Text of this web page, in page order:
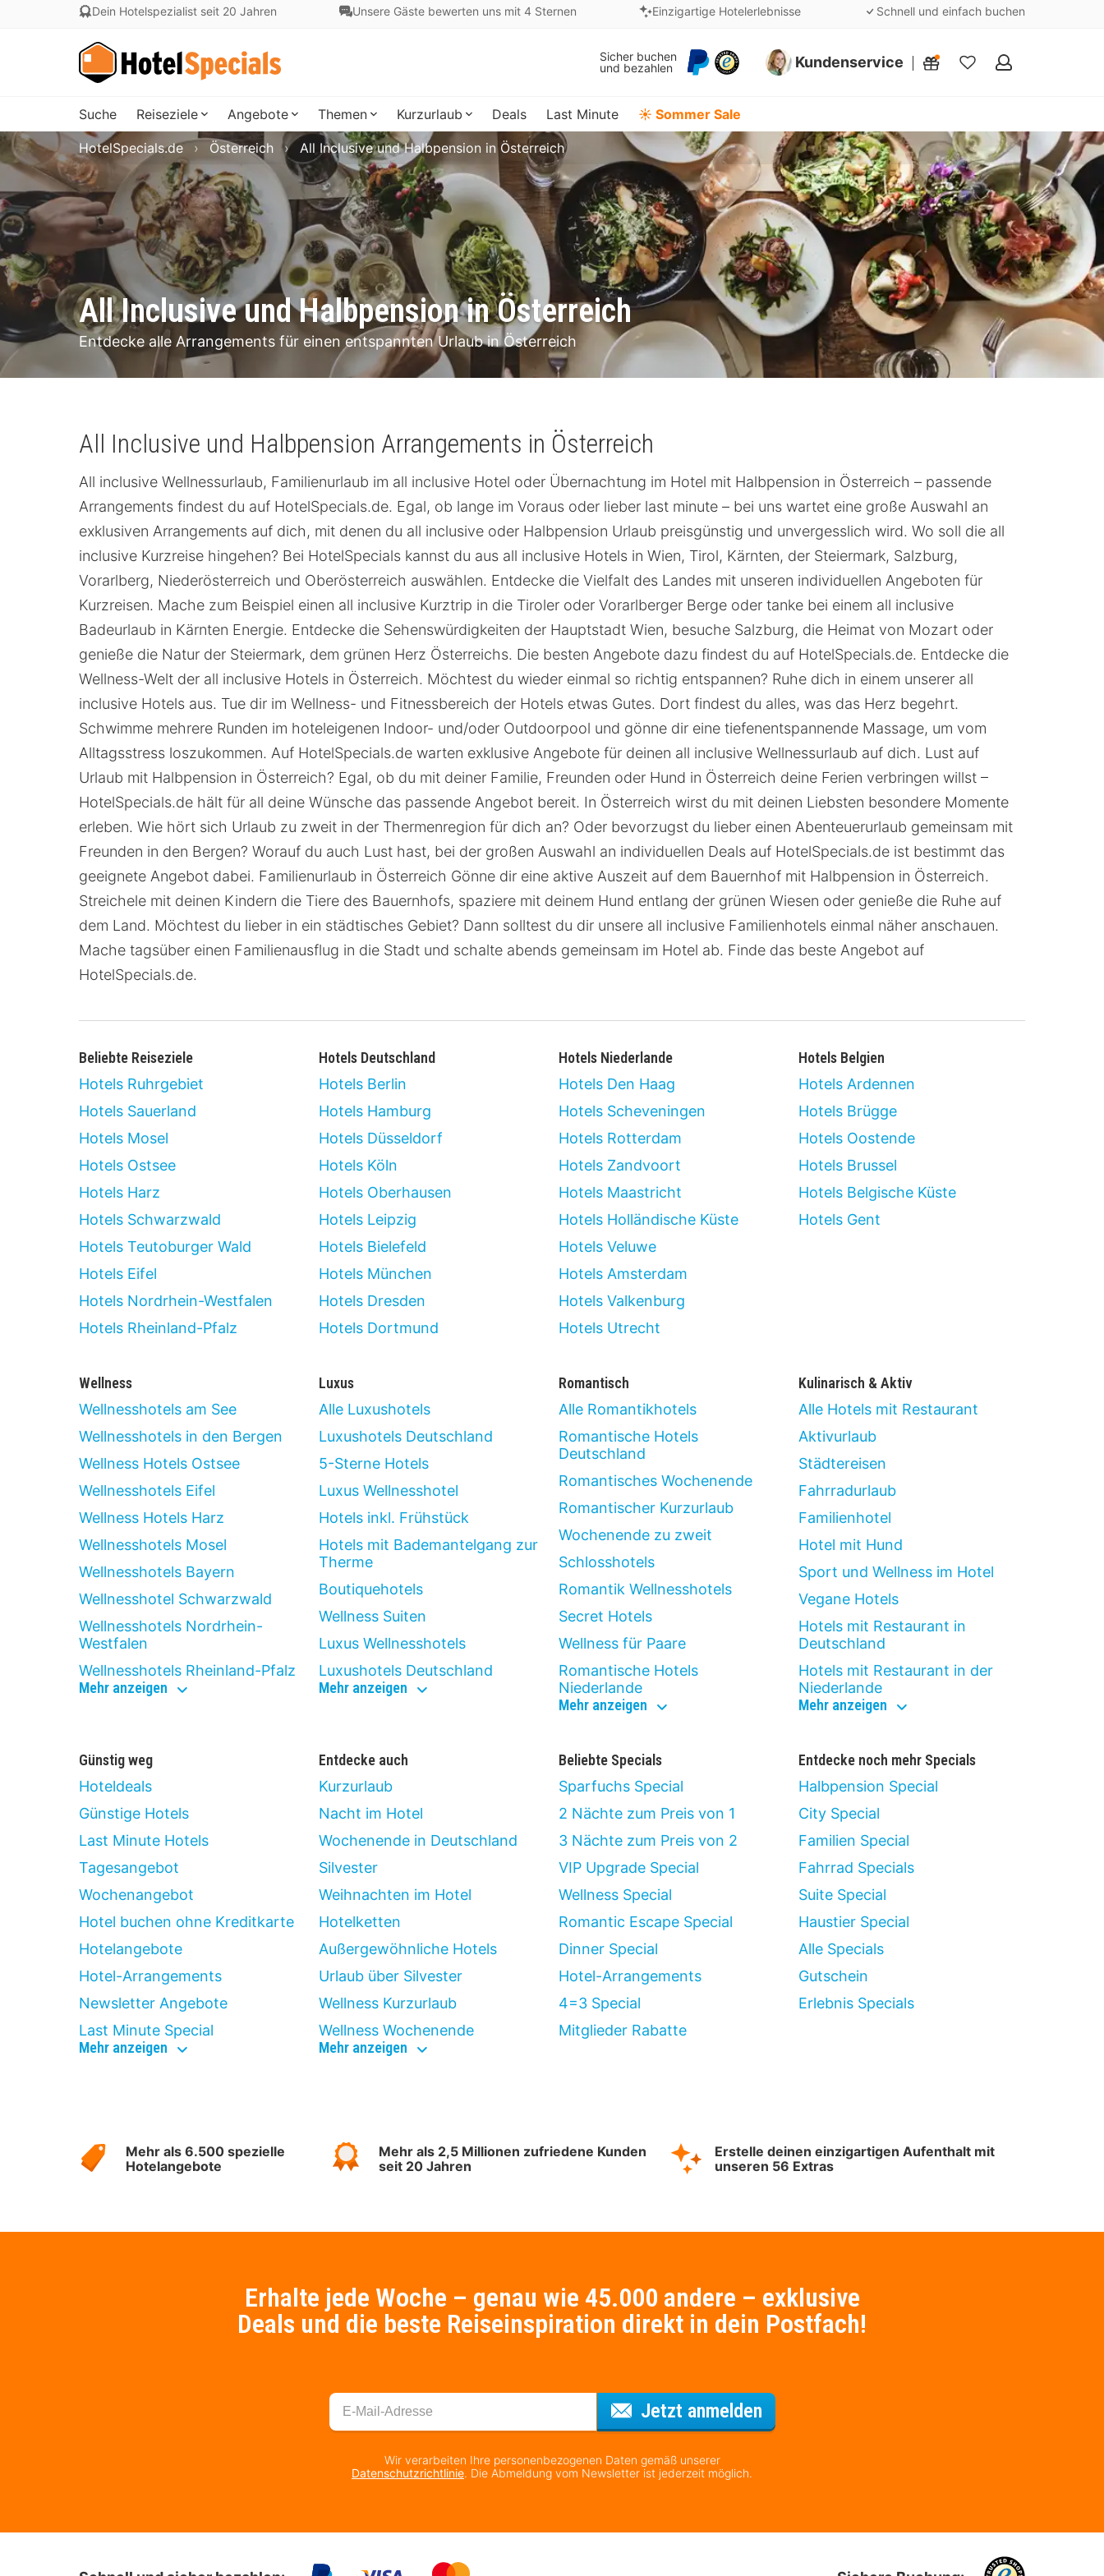
Dein Hotelspezialist seit 20 Jahren Unsere Gäste bewerten uns mit 4 Sternen Einzigartige Hotelerlebnisse Schnell und einfach buchen
Sicher buchen
und bezahlen
Kundenservice
Meine
Suche Reiseziele Angebote Themen Kurzurlaub Deals Last Minute ☀️ Sommer Sale
All Inclusive und Halbpension in Österreich
Entdecke alle Arrangements für einen entspannten Urlaub in Österreich
HotelSpecials.de Österreich All Inclusive und Halbpension in Österreich
All Inclusive und Halbpension Arrangements in Österreich
All inclusive Wellnessurlaub, Familienurlaub im all inclusive Hotel oder Übernachtung im Hotel mit Halbpension in Österreich – passende
Arrangements findest du auf HotelSpecials.de. Egal, ob lange im Voraus oder lieber last minute – bei uns wartet eine große Auswahl an
exklusiven Arrangements auf dich, mit denen du all inclusive oder Halbpension Urlaub preisgünstig und unvergesslich wird. Wo soll die all
inclusive Kurzreise hingehen? Bei HotelSpecials kannst du aus all inclusive Hotels in Wien, Tirol, Kärnten, der Steiermark, Salzburg,
Vorarlberg, Niederösterreich und Oberösterreich auswählen. Entdecke die Vielfalt des Landes mit unseren individuellen Angeboten für
Kurzreisen. Mache zum Beispiel einen all inclusive Kurztrip in die Tiroler oder Vorarlberger Berge oder tanke bei einem all inclusive
Badeurlaub in Kärnten Energie. Entdecke die Sehenswürdigkeiten der Hauptstadt Wien, besuche Salzburg, die Heimat von Mozart oder
genieße die Natur der Steiermark, dem grünen Herz Österreichs. Die besten Angebote dazu findest du auf HotelSpecials.de. Entdecke die
Wellness-Welt der all inclusive Hotels in Österreich. Möchtest du wieder einmal so richtig entspannen? Ruhe dich in einem unserer all
inclusive Hotels aus. Tue dir im Wellness- und Fitnessbereich der Hotels etwas Gutes. Dort findest du alles, was das Herz begehrt.
Schwimme mehrere Runden im hoteleigenen Indoor- und/oder Outdoorpool und gönne dir eine tiefenentspannende Massage, um vom
Alltagsstress loszukommen. Auf HotelSpecials.de warten exklusive Angebote für deinen all inclusive Wellnessurlaub auf dich. Lust auf
Urlaub mit Halbpension in Österreich? Egal, ob du mit deiner Familie, Freunden oder Hund in Österreich deine Ferien verbringen willst –
HotelSpecials.de hält für all deine Wünsche das passende Angebot bereit. In Österreich wirst du mit deinen Liebsten besondere Momente
erleben. Wie hört sich Urlaub zu zweit in der Thermenregion für dich an? Oder bevorzugst du lieber einen Abenteuerurlaub gemeinsam mit
Freunden in den Bergen? Worauf du auch Lust hast, bei der großen Auswahl an individuellen Deals auf HotelSpecials.de ist bestimmt das
geeignete Angebot dabei. Familienurlaub in Österreich Gönne dir eine aktive Auszeit auf dem Bauernhof mit Halbpension in Österreich.
Streichele mit deinen Kindern die Tiere des Bauernhofs, spaziere mit deinem Hund entlang der grünen Wiesen oder genieße die Ruhe auf
dem Land. Möchtest du lieber in ein städtisches Gebiet? Dann solltest du dir unsere all inclusive Familienhotels einmal näher anschauen.
Mache tagsüber einen Familienausflug in die Stadt und schalte abends gemeinsam im Hotel ab. Finde das beste Angebot auf
HotelSpecials.de.
Beliebte Reiseziele
Hotels Ruhrgebiet
Hotels Sauerland
Hotels Mosel
Hotels Ostsee
Hotels Harz
Hotels Schwarzwald
Hotels Teutoburger Wald
Hotels Eifel
Hotels Nordrhein-Westfalen
Hotels Rheinland-Pfalz
Hotels Deutschland
Hotels Berlin
Hotels Hamburg
Hotels Düsseldorf
Hotels Köln
Hotels Oberhausen
Hotels Leipzig
Hotels Bielefeld
Hotels München
Hotels Dresden
Hotels Dortmund
Hotels Niederlande
Hotels Den Haag
Hotels Scheveningen
Hotels Rotterdam
Hotels Zandvoort
Hotels Maastricht
Hotels Holländische Küste
Hotels Veluwe
Hotels Amsterdam
Hotels Valkenburg
Hotels Utrecht
Hotels Belgien
Hotels Ardennen
Hotels Brügge
Hotels Oostende
Hotels Brussel
Hotels Belgische Küste
Hotels Gent
Wellness
Wellnesshotels am See
Wellnesshotels in den Bergen
Wellness Hotels Ostsee
Wellnesshotels Eifel
Wellness Hotels Harz
Wellnesshotels Mosel
Wellnesshotels Bayern
Wellnesshotel Schwarzwald
Wellnesshotels Nordrhein-
Westfalen
Wellnesshotels Rheinland-Pfalz
Mehr anzeigen wellness
Luxus
Alle Luxushotels
Luxushotels Deutschland
5-Sterne Hotels
Luxus Wellnesshotel
Hotels inkl. Frühstück
Hotels mit Bademantelgang zur
Therme
Boutiquehotels
Wellness Suiten
Luxus Wellnesshotels
Luxushotels Deutschland
Mehr anzeigen luxus
Romantisch
Alle Romantikhotels
Romantische Hotels
Deutschland
Romantisches Wochenende
Romantischer Kurzurlaub
Wochenende zu zweit
Schlosshotels
Romantik Wellnesshotels
Secret Hotels
Wellness für Paare
Romantische Hotels
Niederlande
Mehr anzeigen romantisch
Kulinarisch & Aktiv
Alle Hotels mit Restaurant
Aktivurlaub
Städtereisen
Fahrradurlaub
Familienhotel
Hotel mit Hund
Sport und Wellness im Hotel
Vegane Hotels
Hotels mit Restaurant in
Deutschland
Hotels mit Restaurant in der
Niederlande
Mehr anzeigen kulinarisch
Günstig weg
Hoteldeals
Günstige Hotels
Last Minute Hotels
Tagesangebot
Wochenangebot
Hotel buchen ohne Kreditkarte
Hotelangebote
Hotel-Arrangements
Newsletter Angebote
Last Minute Special
Mehr anzeigen günstig
Entdecke auch
Kurzurlaub
Nacht im Hotel
Wochenende in Deutschland
Silvester
Weihnachten im Hotel
Hotelketten
Außergewöhnliche Hotels
Urlaub über Silvester
Wellness Kurzurlaub
Wellness Wochenende
Mehr anzeigen entdecke
Beliebte Specials
Sparfuchs Special
2 Nächte zum Preis von 1
3 Nächte zum Preis von 2
VIP Upgrade Special
Wellness Special
Romantic Escape Special
Dinner Special
Hotel-Arrangements
4=3 Special
Mitglieder Rabatte
Entdecke noch mehr Specials
Halbpension Special
City Special
Familien Special
Fahrrad Specials
Suite Special
Haustier Special
Alle Specials
Gutschein
Erlebnis Specials
Mehr als 6.500 spezielle
Hotelangebote
Mehr als 2,5 Millionen zufriedene Kunden
seit 20 Jahren
Erstelle deinen einzigartigen Aufenthalt mit
unseren 56 Extras
Erhalte jede Woche – genau wie 45.000 andere – exklusive
Deals und die beste Reiseinspiration direkt in dein Postfach!
Jetzt anmeldenFür den Newsletter
Wir verarbeiten Ihre personenbezogenen Daten gemäß unserer
Datenschutzrichtlinie. Die Abmeldung vom Newsletter ist jederzeit möglich.